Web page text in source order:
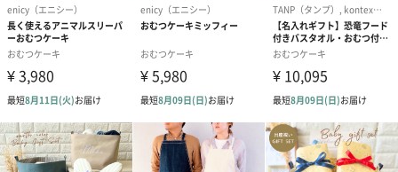
「GAP」の文字が入ったスタイはガーゼとタオル地が表裏になっ
てるため、乾きも早く便利です。オーガニックコットンを使用し
ており、出産祝いのギフトに適しています。
何枚あっても嬉しいおむつ